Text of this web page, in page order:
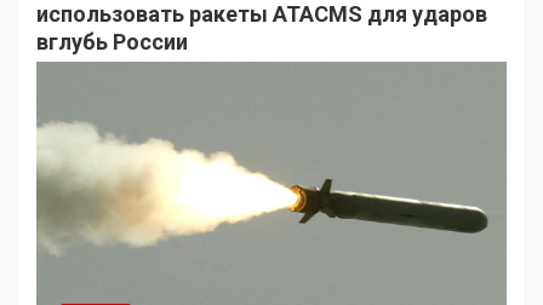
использовать ракеты ATACMS для ударов
вглубь России